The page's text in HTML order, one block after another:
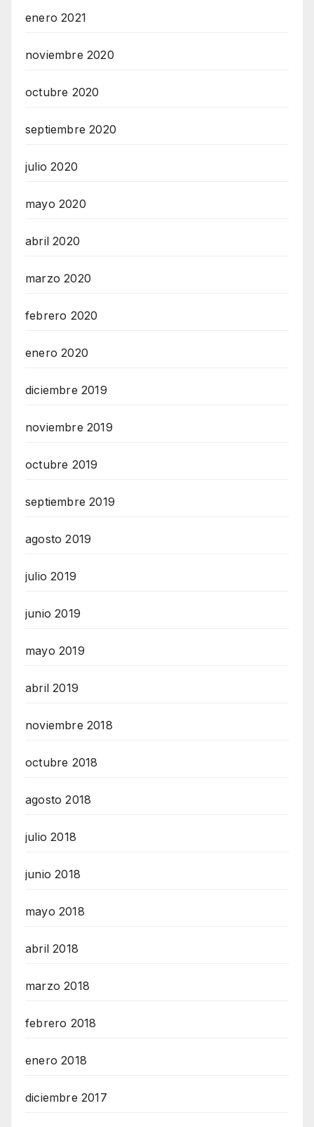
enero 2021
noviembre 2020
octubre 2020
septiembre 2020
julio 2020
mayo 2020
abril 2020
marzo 2020
febrero 2020
enero 2020
diciembre 2019
noviembre 2019
octubre 2019
septiembre 2019
agosto 2019
julio 2019
junio 2019
mayo 2019
abril 2019
noviembre 2018
octubre 2018
agosto 2018
julio 2018
junio 2018
mayo 2018
abril 2018
marzo 2018
febrero 2018
enero 2018
diciembre 2017